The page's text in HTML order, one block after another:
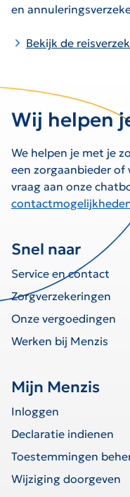
en
Bekijk de
Wij helpen
We helpen je met je
een zorgaanbieder
vraag aan onze
Snel naar
Service en contact
Zorgverzekeringen
Onze vergoedingen
Werken bij Menzis
Mijn Menzis
Inloggen
Declaratie indienen
Toestemmingen
Wijziging doorgeven